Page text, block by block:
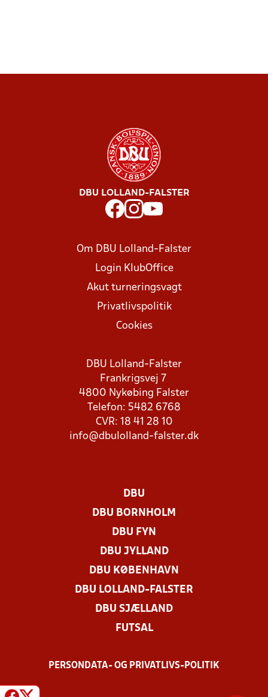
DBU LOLLAND-FALSTER
Om DBU Lolland-Falster
Login KlubOffice
Akut turneringsvagt
Privatlivspolitik
Cookies
DBU Lolland-Falster
Frankrigsvej 7
4800 Nykøbing Falster
Telefon: 5482 6768
CVR: 18 41 28 10
info@dbulolland-falster.dk
DBU
DBU BORNHOLM
DBU FYN
DBU JYLLAND
DBU KØBENHAVN
DBU LOLLAND-FALSTER
DBU SJÆLLAND
FUTSAL
PERSONDATA- OG PRIVATLIVS-POLITIK